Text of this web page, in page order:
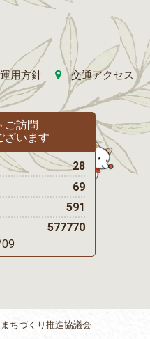
用方針 交通アクセス
ご訪問
ざいます
ちづくり推進協議会